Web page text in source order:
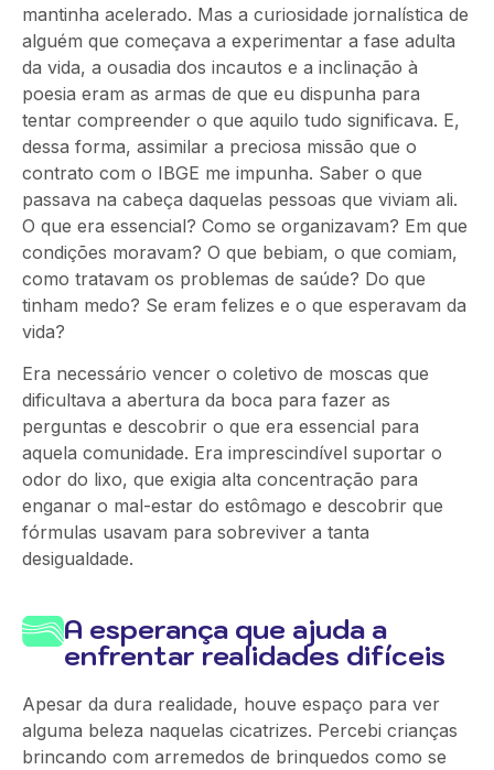
mantinha acelerado. Mas a curiosidade jornalística de
alguém que começava a experimentar a fase adulta
da vida, a ousadia dos incautos e a inclinação à
poesia eram as armas de que eu dispunha para
tentar compreender o que aquilo tudo significava. E,
dessa forma, assimilar a preciosa missão que o
contrato com o IBGE me impunha. Saber o que
passava na cabeça daquelas pessoas que viviam ali.
O que era essencial? Como se organizavam? Em que
condições moravam? O que bebiam, o que comiam,
como tratavam os problemas de saúde? Do que
tinham medo? Se eram felizes e o que esperavam da
vida?
Era necessário vencer o coletivo de moscas que
dificultava a abertura da boca para fazer as
perguntas e descobrir o que era essencial para
aquela comunidade. Era imprescindível suportar o
odor do lixo, que exigia alta concentração para
enganar o mal-estar do estômago e descobrir que
fórmulas usavam para sobreviver a tanta
desigualdade.
A esperança que ajuda a
enfrentar realidades difíceis
Apesar da dura realidade, houve espaço para ver
alguma beleza naquelas cicatrizes. Percebi crianças
brincando com arremedos de brinquedos como se